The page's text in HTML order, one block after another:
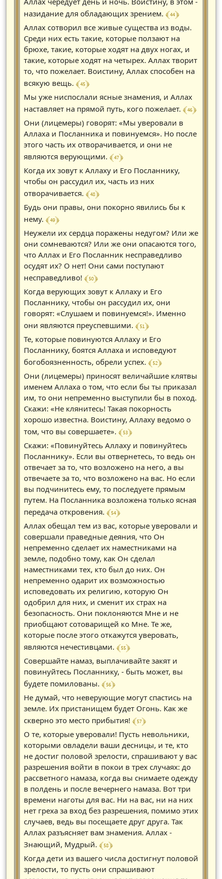
назидание для обладающих зрением. ﴾ 44 ﴿
Аллах сотворил все живые существа из воды.
Среди них есть такие, которые ползают на
брюхе, такие, которые ходят на двух ногах, и
такие, которые ходят на четырех. Аллах творит
то, что пожелает. Воистину, Аллах способен на
всякую вещь. ﴾ 45 ﴿
Мы уже ниспослали ясные знамения, и Аллах
наставляет на прямой путь, кого пожелает. ﴾ 46 ﴿
Они (лицемеры) говорят: «Мы уверовали в
Аллаха и Посланника и повинуемся». Но после
этого часть их отворачивается, и они не
являются верующими. ﴾ 47 ﴿
Когда их зовут к Аллаху и Его Посланнику,
чтобы он рассудил их, часть из них
отворачивается. ﴾ 48 ﴿
Будь они правы, они покорно явились бы к
нему. ﴾ 49 ﴿
Неужели их сердца поражены недугом? Или же
они сомневаются? Или же они опасаются того,
что Аллах и Его Посланник несправедливо
осудят их? О нет! Они сами поступают
несправедливо! ﴾ 50 ﴿
Когда верующих зовут к Аллаху и Его
Посланнику, чтобы он рассудил их, они
говорят: «Слушаем и повинуемся!». Именно
они являются преуспевшими. ﴾ 51 ﴿
Те, которые повинуются Аллаху и Его
Посланнику, боятся Аллаха и исповедуют
богобоязненность, обрели успех. ﴾ 52 ﴿
Они (лицемеры) приносят величайшие клятвы
именем Аллаха о том, что если бы ты приказал
им, то они непременно выступили бы в поход.
Скажи: «Не клянитесь! Такая покорность
хорошо известна. Воистину, Аллаху ведомо о
том, что вы совершаете». ﴾ 53 ﴿
Скажи: «Повинуйтесь Аллаху и повинуйтесь
Посланнику». Если вы отвернетесь, то ведь он
отвечает за то, что возложено на него, а вы
отвечаете за то, что возложено на вас. Но если
вы подчинитесь ему, то последуете прямым
путем. На Посланника возложена только ясная
передача откровения. ﴾ 54 ﴿
Аллах обещал тем из вас, которые уверовали и
совершали праведные деяния, что Он
непременно сделает их наместниками на
земле, подобно тому, как Он сделал
наместниками тех, кто был до них. Он
непременно одарит их возможностью
исповедовать их религию, которую Он
одобрил для них, и сменит их страх на
безопасность. Они поклоняются Мне и не
приобщают сотоварищей ко Мне. Те же,
которые после этого откажутся уверовать,
являются нечестивцами. ﴾ 55 ﴿
Совершайте намаз, выплачивайте закят и
повинуйтесь Посланнику, - быть может, вы
будете помилованы. ﴾ 56 ﴿
Не думай, что неверующие могут спастись на
земле. Их пристанищем будет Огонь. Как же
скверно это место прибытия! ﴾ 57 ﴿
О те, которые уверовали! Пусть невольники,
которыми овладели ваши десницы, и те, кто
не достиг половой зрелости, спрашивают у вас
разрешения войти в покои в трех случаях: до
рассветного намаза, когда вы снимаете одежду
в полдень и после вечернего намаза. Вот три
времени наготы для вас. Ни на вас, ни на них
нет греха за вход без разрешения, помимо этих
случаев, ведь вы посещаете друг друга. Так
Аллах разъясняет вам знамения. Аллах -
Знающий, Мудрый. ﴾ 58 ﴿
Когда дети из вашего числа достигнут половой
зрелости, то пусть они спрашивают